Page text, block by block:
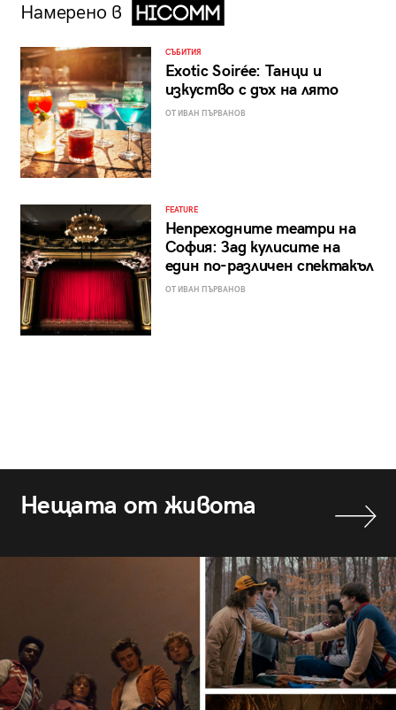
Намерено в
СЪБИТИЯ
Exotic Soirée: Танци и
изкуство с дъх на лято
ОТ ИВАН ПЪРВАНОВ
FEATURE
Непреходните театри на
София: Зад кулисите на
един по-различен спектакъл
ОТ ИВАН ПЪРВАНОВ
Нещата от живота